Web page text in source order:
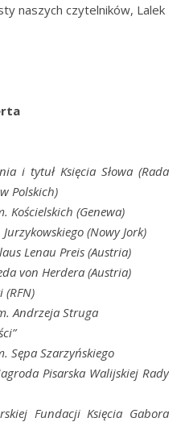
naszych czytelników, Lalek
i tytuł Księcia Słowa (Rada
Polskich)
(Genewa)
(Nowy Jork)
Lenau Preis (Austria)
von Herdera (Austria)
Andrzeja Struga
Sępa Szarzyńskiego
Pisarska Walijskiej Rady
Fundacji Księcia Gabora